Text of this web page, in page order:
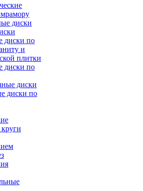
диски
диски по
и
плитки
диски по
диски
диски по